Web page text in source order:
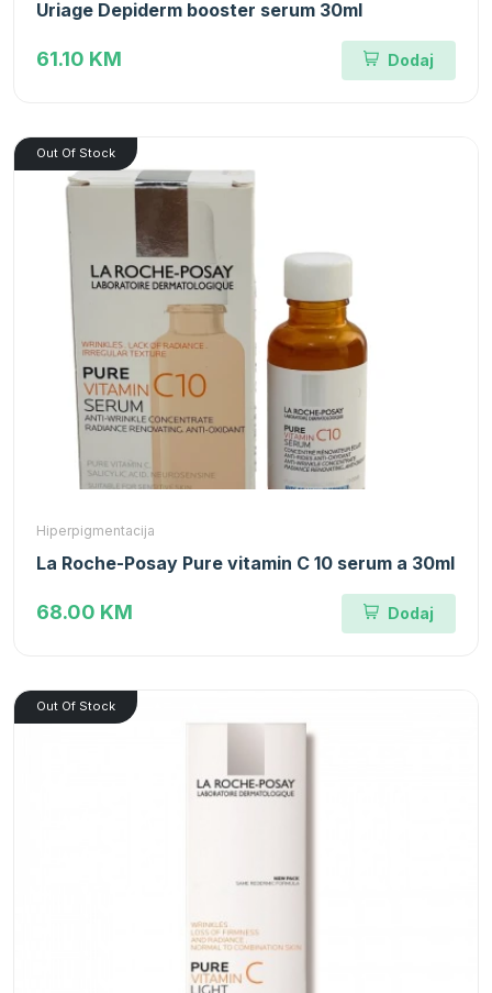
Uriage Depiderm booster serum 30ml
61.10 KM Dodaj
Out Of Stock
Hiperpigmentacija
La Roche-Posay Pure vitamin C 10 serum a 30ml
68.00 KM Dodaj
Out Of Stock